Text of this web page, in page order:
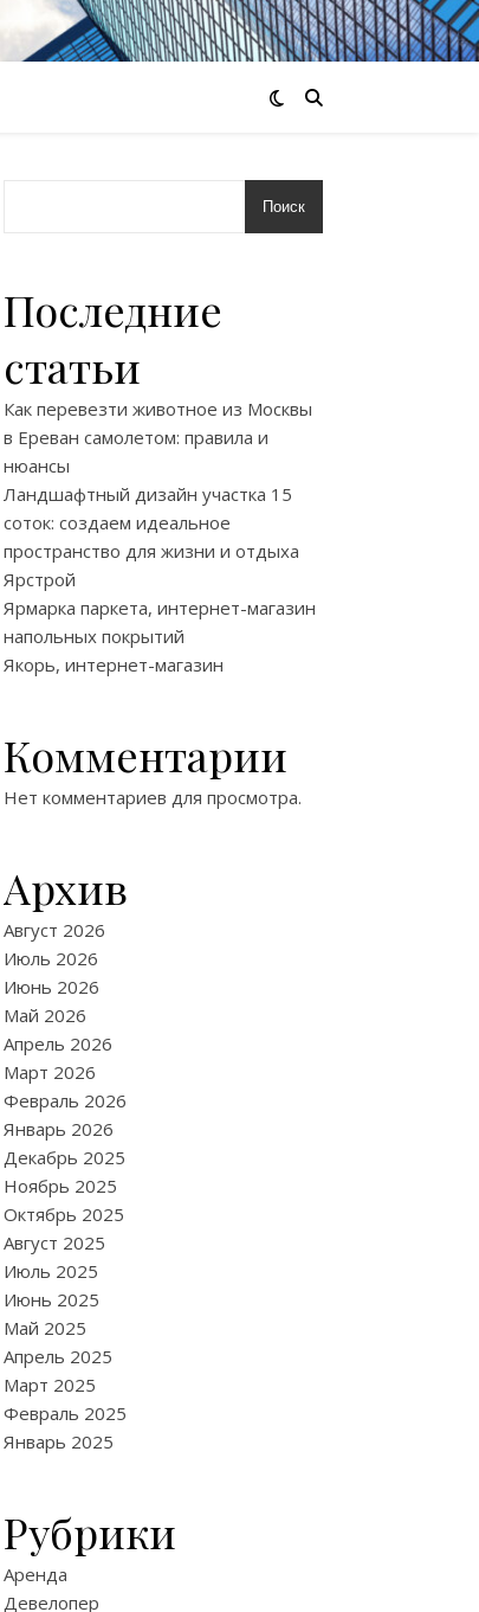
Поиск
Последние
статьи
Как перевезти животное из Москвы
в Ереван самолетом: правила и
нюансы
Ландшафтный дизайн участка 15
соток: создаем идеальное
пространство для жизни и отдыха
Ярстрой
Ярмарка паркета, интернет-магазин
напольных покрытий
Якорь, интернет-магазин
Комментарии
Нет комментариев для просмотра.
Архив
Август 2026
Июль 2026
Июнь 2026
Май 2026
Апрель 2026
Март 2026
Февраль 2026
Январь 2026
Декабрь 2025
Ноябрь 2025
Октябрь 2025
Август 2025
Июль 2025
Июнь 2025
Май 2025
Апрель 2025
Март 2025
Февраль 2025
Январь 2025
Рубрики
Аренда
Девелопер